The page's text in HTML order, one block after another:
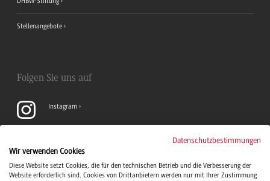
Stellenangebote
Folgen Sie uns auf
Instagram
LinkedIn
Datenschutzbestimmungen
Wir verwenden Cookies
Diese Website setzt Cookies, die für den technischen Betrieb und die Verbesserung der
Website erforderlich sind. Cookies von Drittanbietern werden nur mit Ihrer Zustimmung